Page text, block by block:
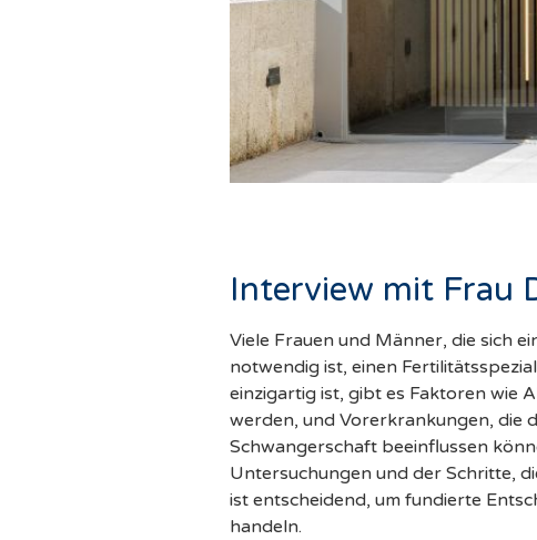
Interview mit Frau
Viele Frauen und Männer, die sich
notwendig ist, einen
einzigartig ist, gibt es Faktoren wie
werden, und Vorerkrankungen, die
Schwangerschaft beeinflussen
Untersuchungen und der Schritte,
ist entscheidend, um fundierte
handeln.